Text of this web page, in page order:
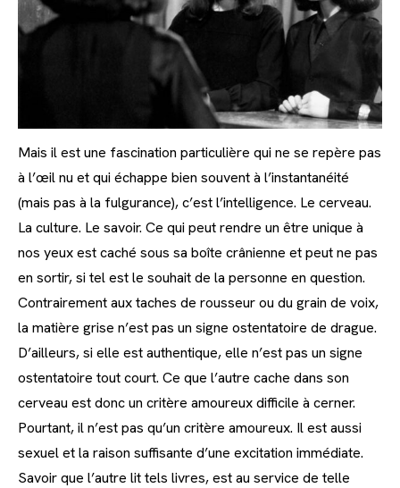
Mais il est une fascination particulière qui ne se repère pas
à l’œil nu et qui échappe bien souvent à l’instantanéité
(mais pas à la fulgurance), c’est l’intelligence. Le cerveau.
La culture. Le savoir. Ce qui peut rendre un être unique à
nos yeux est caché sous sa boîte crânienne et peut ne pas
en sortir, si tel est le souhait de la personne en question.
Contrairement aux taches de rousseur ou du grain de voix,
la matière grise n’est pas un signe ostentatoire de drague.
D’ailleurs, si elle est authentique, elle n’est pas un signe
ostentatoire tout court. Ce que l’autre cache dans son
cerveau est donc un critère amoureux difficile à cerner.
Pourtant, il n’est pas qu’un critère amoureux. Il est aussi
sexuel et la raison suffisante d’une excitation immédiate.
Savoir que l’autre lit tels livres, est au service de telle